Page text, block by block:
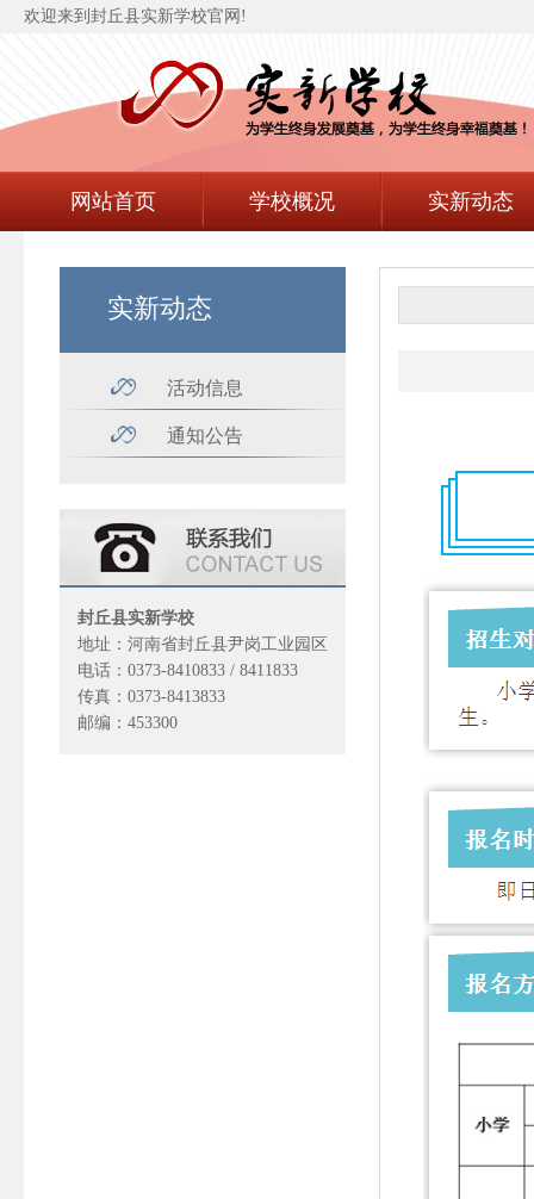
欢迎来到封丘县实新学校官网!
网站首页 学校概况 实新动态
实新动态
活动信息
通知公告
封丘县实新学校
地址：河南省封丘县尹岗工业园区
电话：0373-8410833 / 8411833
传真：0373-8413833
邮编：453300